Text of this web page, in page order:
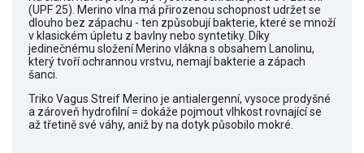
(UPF 25). Merino vlna má přirozenou schopnost udržet se
dlouho bez zápachu - ten způsobují bakterie, které se množí
v klasickém úpletu z bavlny nebo syntetiky. Díky
jedinečnému složení Merino vlákna s obsahem Lanolinu,
který tvoří ochrannou vrstvu, nemají bakterie a zápach
šanci.
Triko Vagus Streif Merino je antialergenní, vysoce prodyšné
a zároveň hydrofilní = dokáže pojmout vlhkost rovnající se
až třetině své váhy, aniž by na dotyk působilo mokré.